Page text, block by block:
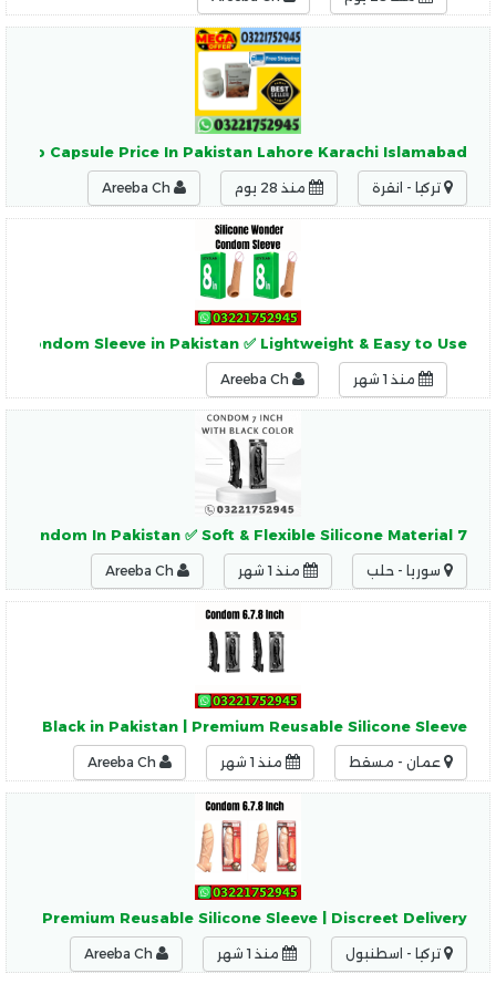
Capsule Price In Pakistan Lahore Karachi Islamabad
تركيا - انقرة منذ 28 يوم
Condom Sleeve in Pakistan ✅ Lightweight & Easy to Use
منذ 1 شهر
7 Inch Soft Black Condom In Pakistan ✅ Soft & Flexible Silicone Material
سوريا - حلب منذ 1 شهر
Black in Pakistan | Premium Reusable Silicone Sleeve
عمان - مسقط منذ 1 شهر
| Premium Reusable Silicone Sleeve | Discreet Delivery
تركيا - اسطنبول منذ 1 شهر